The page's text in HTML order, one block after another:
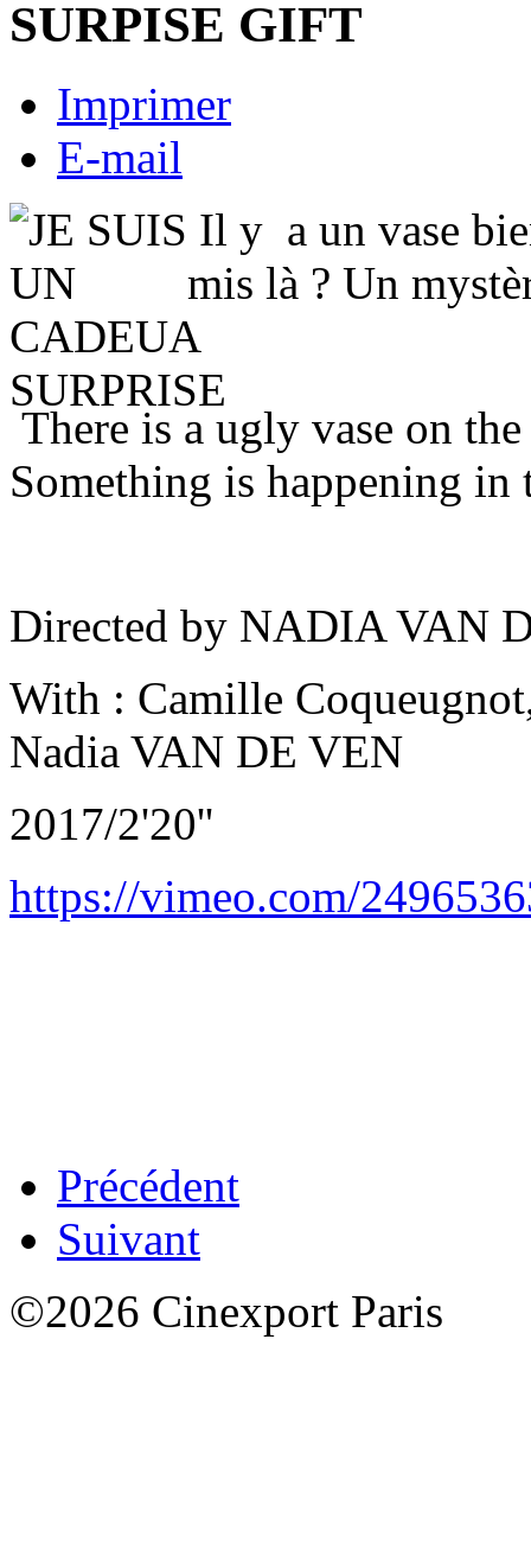
SURPISE GIFT
Imprimer
E-mail
Il y a un vase
mis là ? Un
There is a ugly vase on
Something is happening in
Directed by NADIA VAN
With : Camille
Nadia VAN DE VEN
2017/2'20''
https://vimeo.com/
Précédent
Suivant
©2026 Cinexport Paris